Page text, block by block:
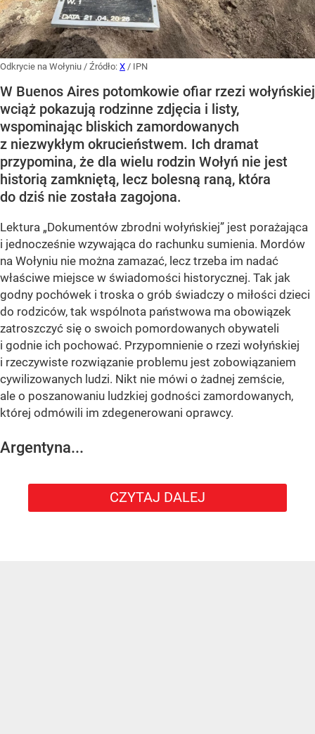
Odkrycie na Wołyniu / Źródło: X / IPN
W Buenos Aires potomkowie ofiar rzezi wołyńskiej
wciąż pokazują rodzinne zdjęcia i listy,
wspominając bliskich zamordowanych
z niezwykłym okrucieństwem. Ich dramat
przypomina, że dla wielu rodzin Wołyń nie jest
historią zamkniętą, lecz bolesną raną, która
do dziś nie została zagojona.
Lektura „Dokumentów zbrodni wołyńskiej” jest porażająca
i jednocześnie wzywająca do rachunku sumienia. Mordów
na Wołyniu nie można zamazać, lecz trzeba im nadać
właściwe miejsce w świadomości historycznej. Tak jak
godny pochówek i troska o grób świadczy o miłości dzieci
do rodziców, tak wspólnota państwowa ma obowiązek
zatroszczyć się o swoich pomordowanych obywateli
i godnie ich pochować. Przypomnienie o rzezi wołyńskiej
i rzeczywiste rozwiązanie problemu jest zobowiązaniem
cywilizowanych ludzi. Nikt nie mówi o żadnej zemście,
ale o poszanowaniu ludzkiej godności zamordowanych,
której odmówili im zdegenerowani oprawcy.
Argentyna...
CZYTAJ DALEJ